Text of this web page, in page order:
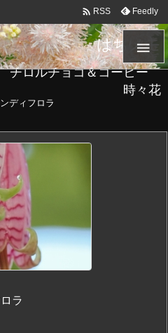
はちメモ
チロルチョコ＆コーヒー
時々花

 RSS Feedly
ディフロラ
ラ